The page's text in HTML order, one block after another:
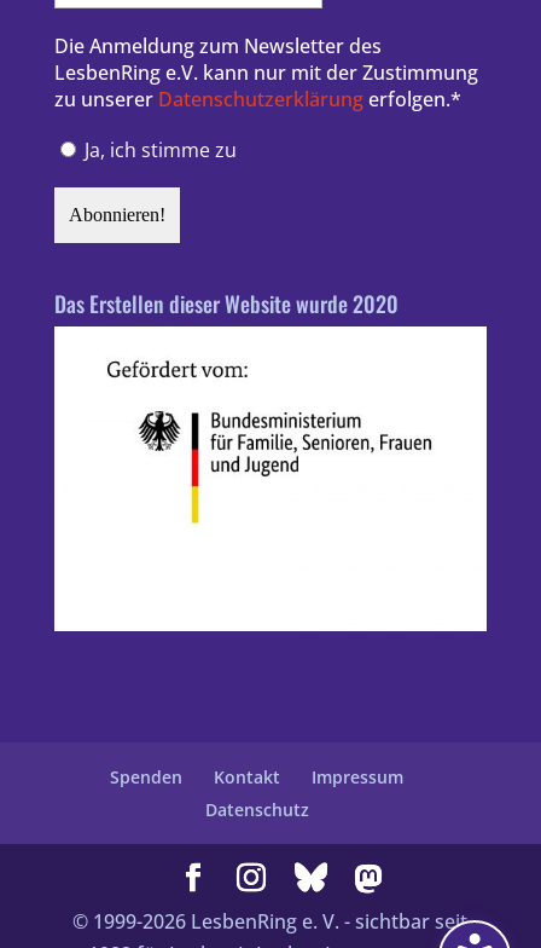
Die Anmeldung zum Newsletter des
LesbenRing e.V. kann nur mit der Zustimmung
zu unserer Datenschutzerklärungerfolgen.*
Ja, ich stimme zu
Das Erstellen dieser Website wurde 2020
Spenden Kontakt
Impressum
Datenschutz
© 1999-2026 LesbenRing e. V. - sichtbar seit